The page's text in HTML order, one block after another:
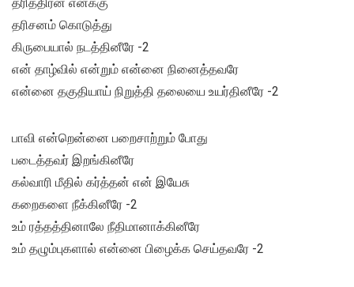
தரிசனம் கொடுத்து
கிருபையால் நடத்தினீரே -2
என் தாழ்வில் என்றும் என்னை நினைத்தவரே
என்னை தகுதியாய் நிறுத்தி தலையை உயர்தினீரே -2
பாவி என்றென்னை பறைசாற்றும் போது
படைத்தவர் இறங்கினீரே
கல்வாரி மீதில் கர்த்தன் என் இயேசு
கறைகளை நீக்கினீரே -2
உம் ரத்தத்தினாலே நீதிமானாக்கினீரே
உம் தழும்புகளால் என்னை பிழைக்க செய்தவரே -2